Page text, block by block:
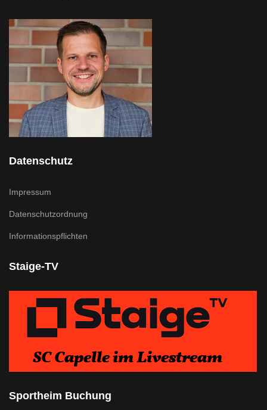
Datenschutz
Impressum
Datenschutzordnung
Informationspflichten
Staige-TV
Sportheim Buchung